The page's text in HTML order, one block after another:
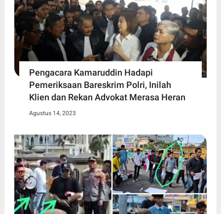
Pengacara Kamaruddin Hadapi
Pemeriksaan Bareskrim Polri, Inilah
Klien dan Rekan Advokat Merasa Heran
Agustus 14, 2023